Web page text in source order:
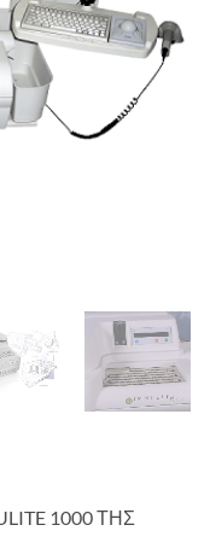
1000 ΤΗΣ